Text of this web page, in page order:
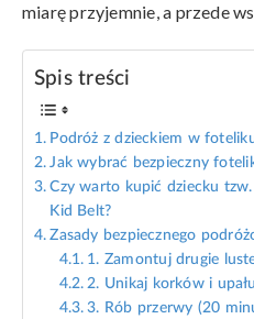
miarę przyjemnie, a przede
Spis treści
Podróż z dzieckiem w
Jak wybrać bezpieczny
Czy warto kupić dziecku tzw.
Kid Belt?
Zasady bezpiecznego
1. Zamontuj drugie
2. Unikaj korków i upału
3. Rób przerwy (20